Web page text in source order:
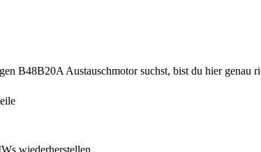
B48B20A Austauschmotor suchst, bist du hier genau
wiederherstellen.